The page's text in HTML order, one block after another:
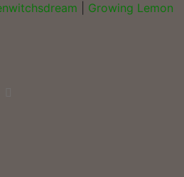
Growing Lemon